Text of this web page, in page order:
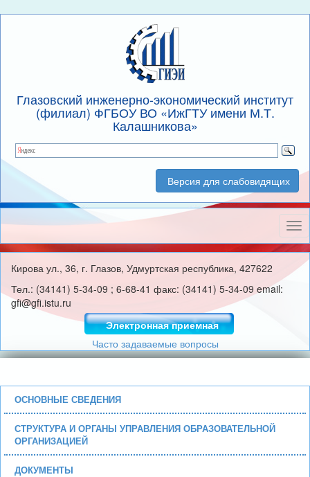
Глазовский инженерно-экономический институт
(филиал) ФГБОУ ВО «ИжГТУ имени М.Т.
Калашникова»
Версия для слабовидящих
Кирова ул., 36, г. Глазов, Удмуртская республика, 427622
Тел.: (34141) 5-34-09 ; 6-68-41 факс: (34141) 5-34-09 email:
gfi@gfi.istu.ru
Электронная приемная
Часто задаваемые вопросы
ОСНОВНЫЕ СВЕДЕНИЯ
СТРУКТУРА И ОРГАНЫ УПРАВЛЕНИЯ ОБРАЗОВАТЕЛЬНОЙ
ОРГАНИЗАЦИЕЙ
ДОКУМЕНТЫ